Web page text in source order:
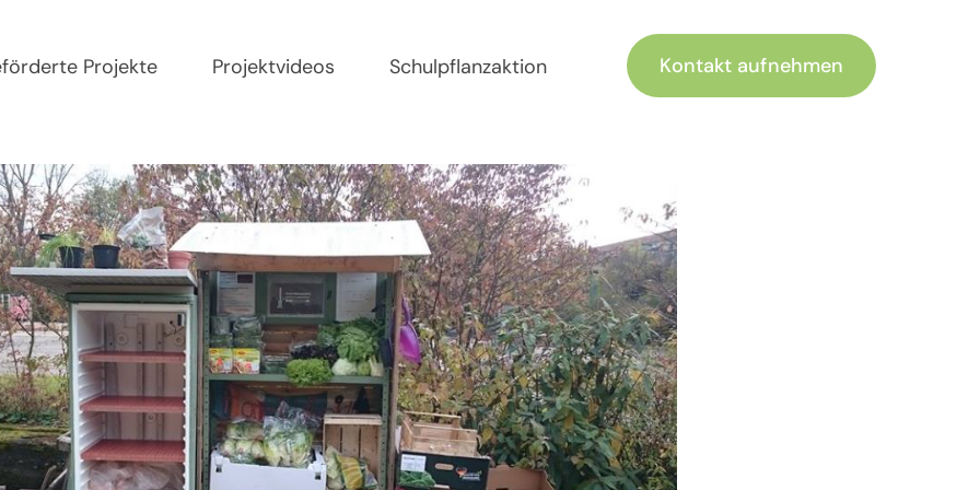
Projekte Projektvideos Schulpflanzaktion Kontakt aufnehmen